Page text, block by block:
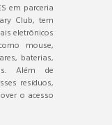
em parceria
Club, tem
eletrônicos
mouse,
baterias,
Além de
resíduos,
o acesso